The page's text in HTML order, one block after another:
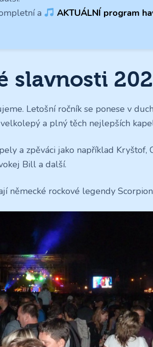
a
AKTUÁLNÍ program
slavnosti
Letošní ročník se ponese v
a plný těch nejlepších
a zpěváci jako například Kryštof,
Bill a další.
německé rockové legendy